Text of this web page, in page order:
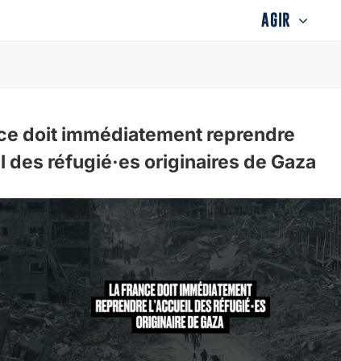
AGIR
doit immédiatement reprendre
des réfugié·es originaires de Gaza